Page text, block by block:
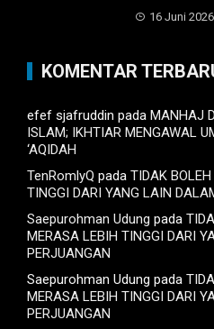
16 Juni 2026
KOMENTAR
efef sjafruddin pada MANHAJ
ISLAM; IKHTIAR MENGAWAL
‘AQIDAH
TenRomlyQ pada TIDAK
TINGGI DARI YANG LAIN
Saepurohman Udung pada
MERASA LEBIH TINGGI DARI
PERJUANGAN
Saepurohman Udung pada
MERASA LEBIH TINGGI DARI
PERJUANGAN